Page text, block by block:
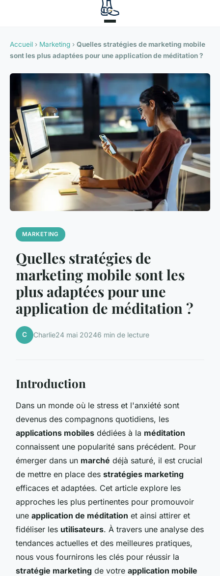
Accueil › Marketing › Quelles stratégies de marketing mobile
sont les plus adaptées pour une application de méditation ?
MARKETING
Quelles stratégies de
marketing mobile sont les
plus adaptées pour une
application de méditation ?
C Charlie24 mai 20246 min de lecture
Introduction
Dans un monde où le stress et l'anxiété sont
devenus des compagnons quotidiens, les
applications mobiles dédiées à la méditation
connaissent une popularité sans précédent. Pour
émerger dans un marché déjà saturé, il est crucial
de mettre en place des stratégies marketing
efficaces et adaptées. Cet article explore les
approches les plus pertinentes pour promouvoir
une application de méditation et ainsi attirer et
fidéliser les utilisateurs. À travers une analyse des
tendances actuelles et des meilleures pratiques,
nous vous fournirons les clés pour réussir la
stratégie marketing de votre application mobile